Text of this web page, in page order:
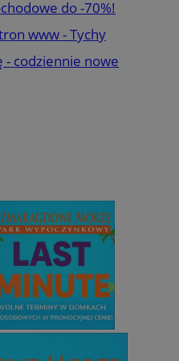
do -70%!
www - Tychy
- codziennie nowe